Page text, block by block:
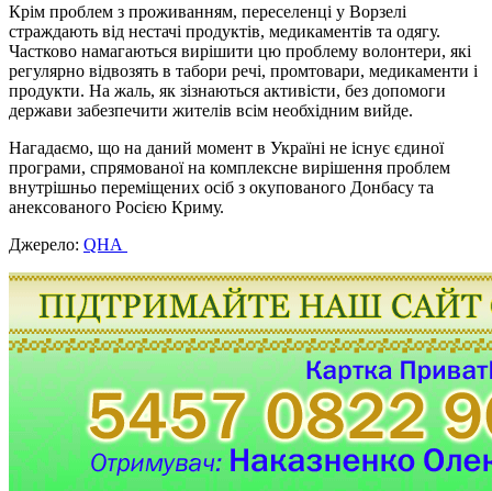
Крім проблем з проживанням, переселенці у Ворзелі
страждають від нестачі продуктів, медикаментів та одягу.
Частково намагаються вирішити цю проблему волонтери, які
регулярно відвозять в табори речі, промтовари, медикаменти і
продукти. На жаль, як зізнаються активісти, без допомоги
держави забезпечити жителів всім необхідним вийде.
Нагадаємо, що на даний момент в Україні не існує єдиної
програми, спрямованої на комплексне вирішення проблем
внутрішньо переміщених осіб з окупованого Донбасу та
анексованого Росією Криму.
Джерело: QHA